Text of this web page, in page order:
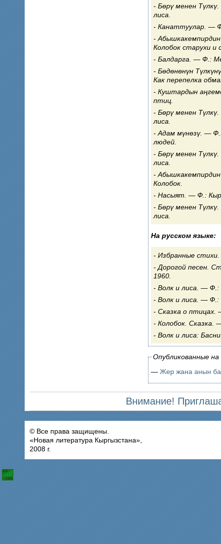
Бөрү менен
лиса.
Канаттуулар. —
Колобок старухи и
Балдарга. — Ф.:
Бөдөнөнүн
Как перепелка
Куштардын
птиц.
Бөрү менен
лиса.
Адам мүнөзү. —
людей.
Бөрү менен
лиса.
Колобок.
Насыят. — Ф.:
Бөрү менен
лиса.
На русском языке:
Избранные
Дорогой песен.
1960.
Волк и лиса. —
Волк и лиса. —
Сказка о
Колобок. Сказка.
Волк и лиса:
Опубликованные
— Жер жана анын
Внимание!
© Все права защищены.
«Новая литература Кыргызстана»,
2008 г.